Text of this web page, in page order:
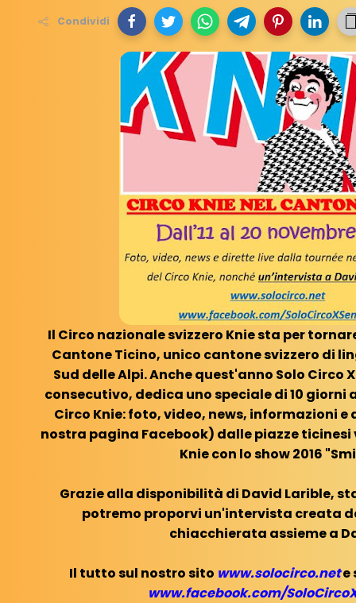
Condividi
Il Circo nazionale svizzero Knie sta per
Cantone Ticino, unico cantone svizzero di
Sud delle Alpi.Anche quest'anno Solo Circo
consecutivo, dedica uno speciale di 10 giorni
Circo Knie: foto, video, news, informazioni
nostra pagina Facebook) dalle piazze
Knie con lo show 2016
Grazie alla disponibilità di David Larible,
potremo proporvi un'intervista creata
chiacchierata assieme a
Il tutto sul nostro sito www.solocirco.nete
www.facebook.com/